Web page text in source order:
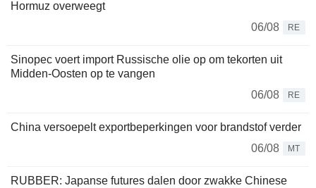
Hormuz overweegt
06/08
RE
Sinopec voert import Russische olie op om tekorten uit
Midden-Oosten op te vangen
06/08
RE
China versoepelt exportbeperkingen voor brandstof verder
06/08
MT
RUBBER: Japanse futures dalen door zwakke Chinese